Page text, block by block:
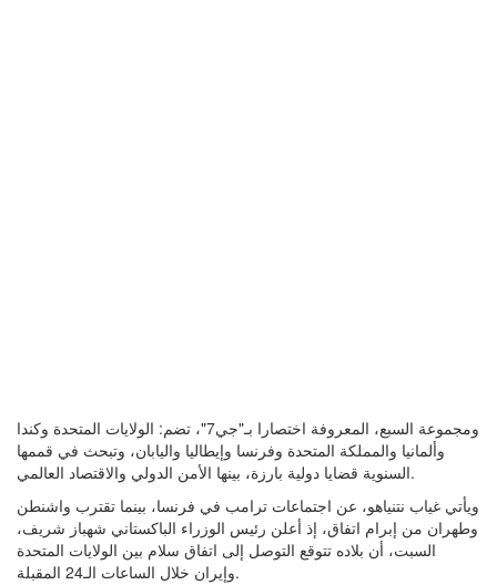
ومجموعة السبع، المعروفة اختصارا بـ"جي7"، تضم: الولايات المتحدة وكندا
وألمانيا والمملكة المتحدة وفرنسا وإيطاليا واليابان، وتبحث في قممها
السنوية قضايا دولية بارزة، بينها الأمن الدولي والاقتصاد العالمي.
ويأتي غياب نتنياهو، عن اجتماعات ترامب في فرنسا، بينما تقترب واشنطن
وطهران من إبرام اتفاق، إذ أعلن رئيس الوزراء الباكستاني شهباز شريف،
السبت، أن بلاده تتوقع التوصل إلى اتفاق سلام بين الولايات المتحدة
وإيران خلال الساعات الـ24 المقبلة.